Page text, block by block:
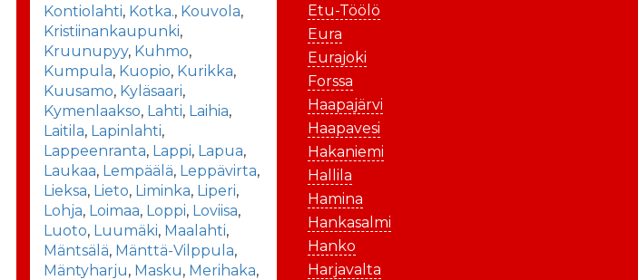
Kontiolahti, Kotka., Kouvola,
Kristiinankaupunki,
Kruunupyy, Kuhmo,
Kumpula, Kuopio, Kurikka,
Kuusamo, Kyläsaari,
Kymenlaakso, Lahti, Laihia,
Laitila, Lapinlahti,
Lappeenranta, Lappi, Lapua,
Laukaa, Lempäälä, Leppävirta,
Lieksa, Lieto, Liminka, Liperi,
Lohja, Loimaa, Loppi, Loviisa,
Luoto, Luumäki, Maalahti,
Mäntsälä, Mänttä-Vilppula,
Mäntyharju, Masku, Merihaka,
Etu-Töölö
Eura
Eurajoki
Forssa
Haapajärvi
Haapavesi
Hakaniemi
Hallila
Hamina
Hankasalmi
Hanko
Harjavalta